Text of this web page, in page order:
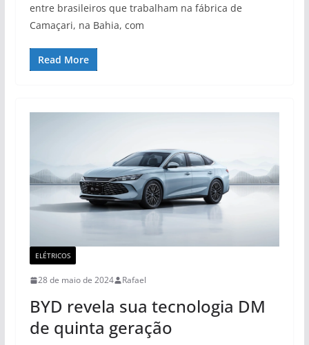
entre brasileiros que trabalham na fábrica de
Camaçari, na Bahia, com
Read More
ELÉTRICOS
28 de maio de 2024 Rafael
BYD revela sua tecnologia DM
de quinta geração